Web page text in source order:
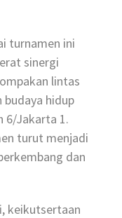
turnamen ini
sinergi
lintas
hidup
6/Jakarta 1.
turut menjadi
dan
keikutsertaan